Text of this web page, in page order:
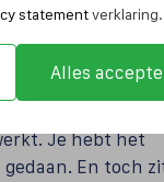
statementverklaring.
Alles
niet
Je hebt het
En toch